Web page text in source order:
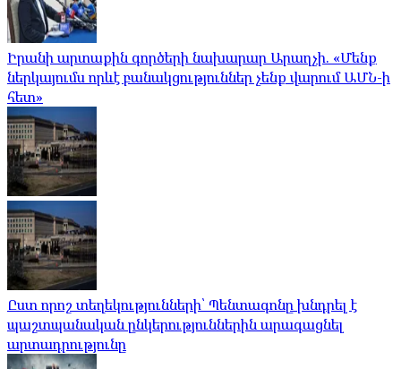
Իրանի արտաքին գործերի նախարար Արաղչի. «Մենք
ներկայումս որևէ բանակցություններ չենք վարում ԱՄՆ-ի
հետ»
Ըստ որոշ տեղեկությունների՝ Պենտագոնը խնդրել է
պաշտպանական ընկերություններին արագացնել
արտադրությունը